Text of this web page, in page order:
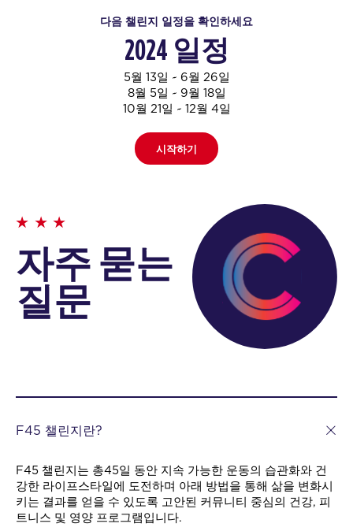
다음 챌린지 일정을 확인하세요
2024 일정
5월 13일 ~ 6월 26일
8월 5일 ~ 9월 18일
10월 21일 ~ 12월 4일
시작하기
자주 묻는
질문
F45 챌린지란?
F45 챌린지는 총45일 동안 지속 가능한 운동의 습관화와 건
강한 라이프스타일에 도전하며 아래 방법을 통해 삶을 변화시
키는 결과를 얻을 수 있도록 고안된 커뮤니티 중심의 건강, 피
트니스 및 영양 프로그램입니다.